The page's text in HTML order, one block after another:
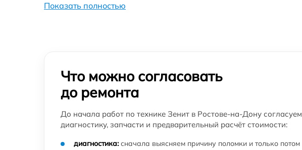
Показать полностью
Что можно согласовать
до ремонта
До начала работ по технике Зенит в Ростове-на-Дону согласуем
диагностику, запчасти и предварительный расчёт стоимости:
диагностика: сначала выясняем причину поломки и только потом